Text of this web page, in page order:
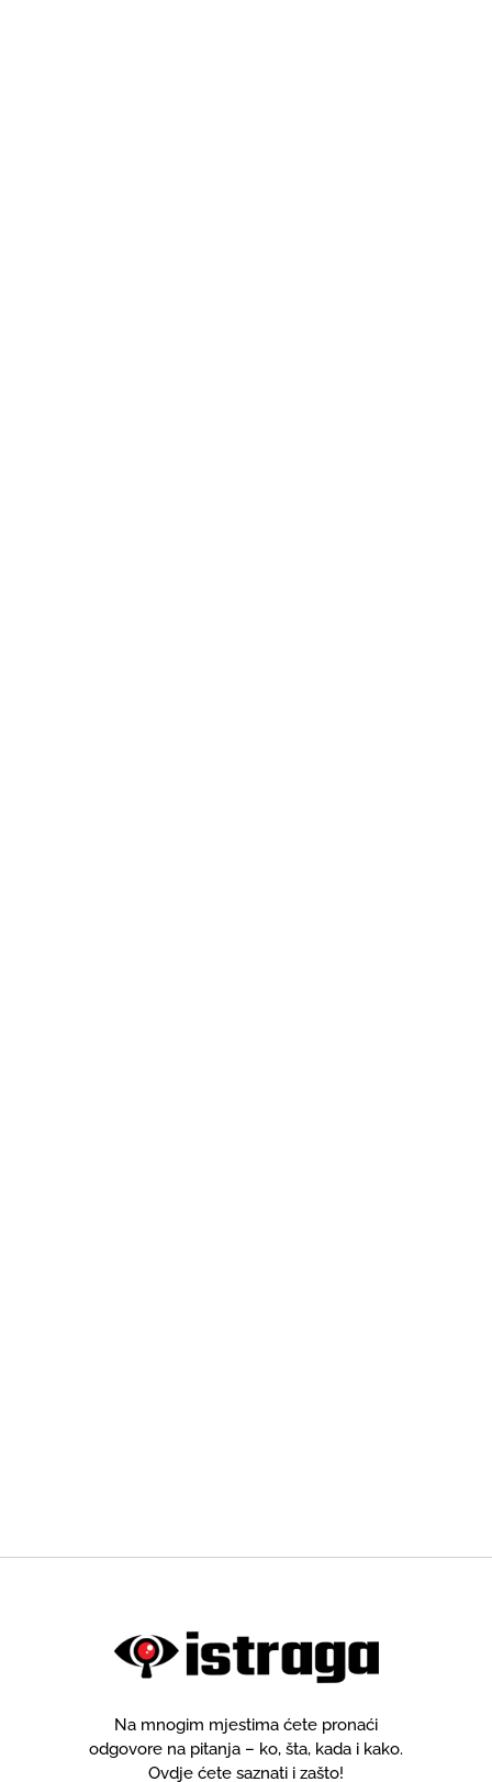
Na mnogim mjestima ćete pronaći
odgovore na pitanja – ko, šta, kada i kako.
Ovdje ćete saznati i zašto!